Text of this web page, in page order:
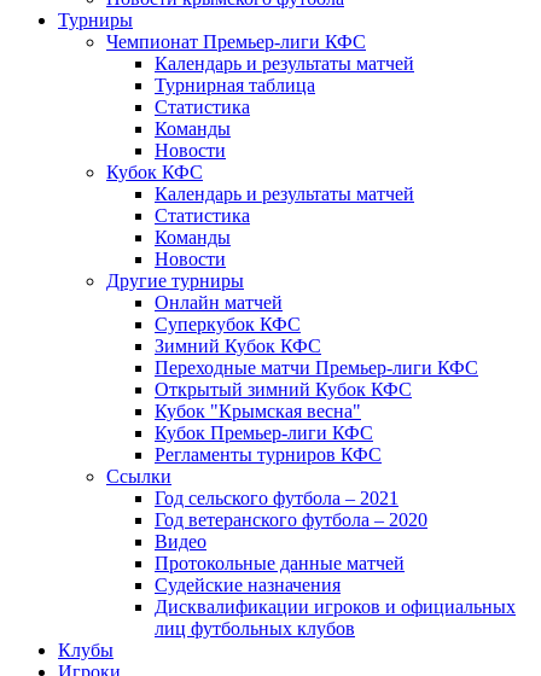
Турниры
Чемпионат Премьер-лиги КФС
Календарь и результаты матчей
Турнирная таблица
Статистика
Команды
Новости
Кубок КФС
Календарь и результаты матчей
Статистика
Команды
Новости
Другие турниры
Онлайн матчей
Суперкубок КФС
Зимний Кубок КФС
Переходные матчи Премьер-лиги КФС
Открытый зимний Кубок КФС
Кубок "Крымская весна"
Кубок Премьер-лиги КФС
Регламенты турниров КФС
Ссылки
Год сельского футбола – 2021
Год ветеранского футбола – 2020
Видео
Протокольные данные матчей
Судейские назначения
Дисквалификации игроков и официальных
лиц футбольных клубов
Клубы
Игроки